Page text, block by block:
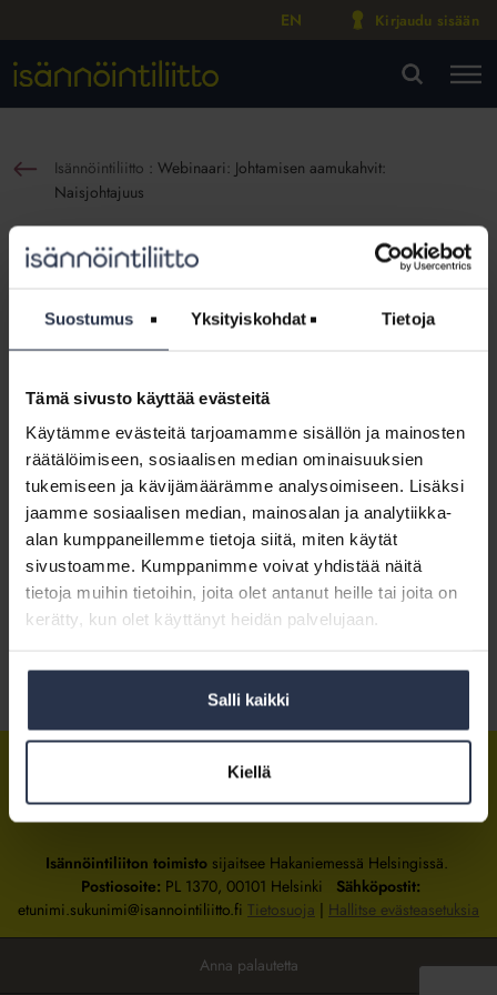
Suostumus Yksityiskohdat Tietoja
Tämä sivusto käyttää evästeitä
Käytämme evästeitä tarjoamamme sisällön ja mainosten
räätälöimiseen, sosiaalisen median ominaisuuksien
tukemiseen ja kävijämäärämme analysoimiseen. Lisäksi
jaamme sosiaalisen median, mainosalan ja analytiikka-
alan kumppaneillemme tietoja siitä, miten käytät
sivustoamme. Kumppanimme voivat yhdistää näitä
tietoja muihin tietoihin, joita olet antanut heille tai joita on
kerätty, kun olet käyttänyt heidän palvelujaan.
Salli kaikki
Kiellä
EN Kirjaudu sisään
Isännöintiliitto :Webinaari: Johtamisen aamukahvit:
Naisjohtajuus
Webinaari: Johtamisen aamukahvit:
Naisjohtajuus
Julkaistu:
Johtamisen aamukahvit: Naisjohtajuus
10.12.2024
Jäsenvieraana toimitusjohtaja Teija Ojankoski, Y-säätiö
Keskustelemassa toimitusjohtaja Mia Koro-Kanerva, Isännöintiliitto
Katso webinaarin tallenne tästä.
LinkedInissäFacebookissaInstagrammissa
Isännöintiliiton toimistosijaitsee Hakaniemessä Helsingissä.
Postiosoite: PL 1370, 00101 Helsinki Sähköpostit:
etunimi.sukunimi@isannointiliitto.fi Tietosuoja | Hallitse evästeasetuksia
Anna palautetta